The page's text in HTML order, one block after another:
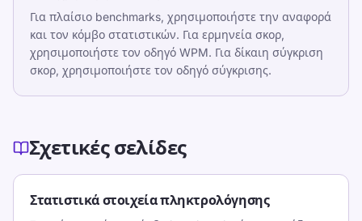
Για πλαίσιο benchmarks, χρησιμοποιήστε την αναφορά
και τον κόμβο στατιστικών. Για ερμηνεία σκορ,
χρησιμοποιήστε τον οδηγό WPM. Για δίκαιη σύγκριση
σκορ, χρησιμοποιήστε τον οδηγό σύγκρισης.
Σχετικές σελίδες
Στατιστικά στοιχεία πληκτρολόγησης